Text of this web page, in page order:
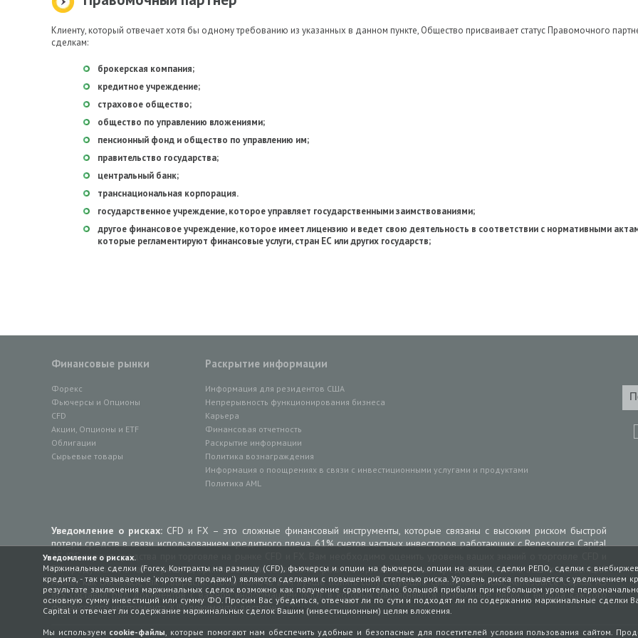
Клиенту, который отвечает хотя бы одному требованию из указанных в данном пункте, Общество присваивает статус Правомочного
сделкам:
брокерская компания;
кредитное учреждение;
страховое общество;
общество по управлению вложениями;
пенсионный фонд и общество по управлению им;
правительство государства;
центральный банк;
транснациональная корпорация.
государственное учреждение, которое управляет государственными заимствованиями;
другое финансовое учреждение, которое имеет лицензию и ведет свою деятельность в соответствии с нормативными
которые регламентируют финансовые услуги, стран ЕС или других государств;
Финансовые рынки
Форекс
Фьючерсы и Опционы
CFD
Акции, Опционы и ETF
Облигации
Сырьевые товары
Раскрытие информации
Информация для резидентов США
Непрерывность функционирования бизнеса
Карьера
Финансовая отчетность
Раскрытие информации
Политика вознаграждения
Информация о поощрениях в связи с инвестиционными услугами и продуктами
Политика AML
Уведомление о рисках: CFD и FX – это сложные финансовый инструменты, которые связаны с высоким риском быстрой
потери средств в связи использованием кредитного плеча. 61% счетов частных инвесторов работающих с Renesource Capital
AS IBS теряют средства при торговле на рынке CFD и FX. Вам необходимо оценить уровень ваших знаний о торговле CFD и
FX продуктами, а также решить, принимаете ли вы высокий риск потери собственных средств. Стоимость ваших инвестиций
может как снизиться, так и вырасти. Чтобы помочь вам лучше понять сопутствующие связанные риски, Renesource Capital AS
IBS составил ряд документов с важной информацией (KID), в которых разъясняются возможные риски и выгода каждого
финансового инструмента. KID документы доступныздесь.
Уведомление о рисках.
Маржинальные сделки (Forex, Контракты на разницу (CFD), фьючерсы и опции на фьючерсы, опции на акции, сделки РЕПО, сделки с
кредита, - так называемые 'короткие продажи') являются сделками с повышенной степенью риска. Уровень риска повышается с увеличением
результате заключения маржинальных сделок возможно как получение сравнительно большой прибыли при небольшом уровне
основную сумму инвестиций или сумму ФО. Просим Вас убедиться, отвечают ли по сути и подходят ли по содержанию маржинальные сделки
Capital и отвечает ли содержание маржинальных сделок Вашим (инвестиционным) целям вложения.
Мы используем cookie-файлы, которые помогают нам обеспечить удобные и безопасные для посетителей условия пользования сайтом.